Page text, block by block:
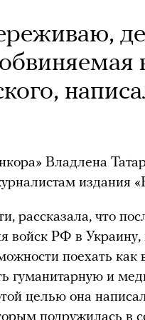
Владлена
издания
рассказала, что
войск РФ в Украину,
поехать как
гуманитарную и
целью она
подружилась в